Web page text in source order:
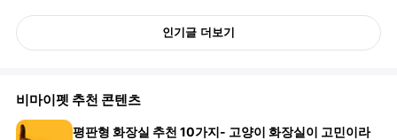
인기글 더보기
비마이펫 추천 콘텐츠
평판형 화장실 추천 10가지- 고양이 화장실이 고민이라